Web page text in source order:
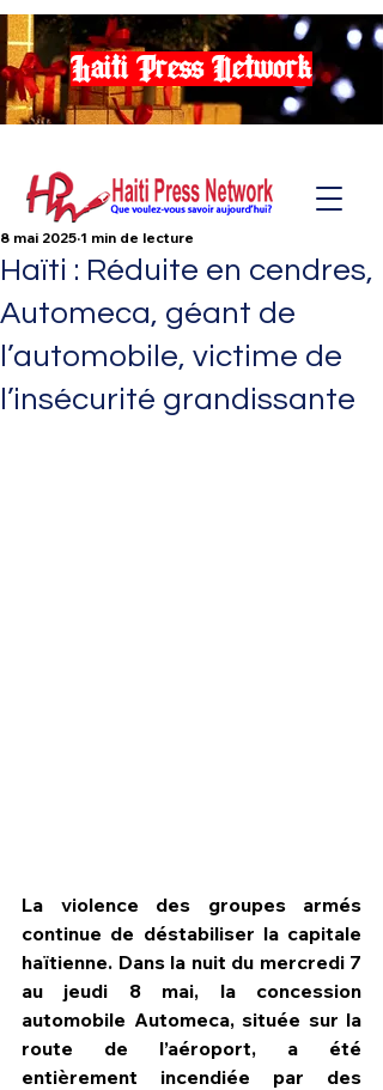
Haiti Press Network
HPN Live
Haïti : Réduite en cendres,
Automeca, géant de
l’automobile, victime de
l’insécurité grandissante
8 mai 2025 1 min de lecture
La violence des groupes armés
continue de déstabiliser la capitale
haïtienne. Dans la nuit du mercredi 7
au jeudi 8 mai, la concession
automobile Automeca, située sur la
route de l’aéroport, a été
entièrement incendiée par des